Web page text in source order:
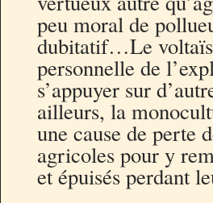
peu moral de
dubitatif…Le
personnelle de
s’appuyer sur
ailleurs, la
une cause de perte
agricoles pour y
et épuisés perdant